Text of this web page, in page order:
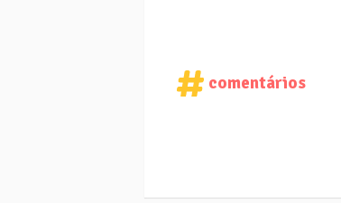
comentários